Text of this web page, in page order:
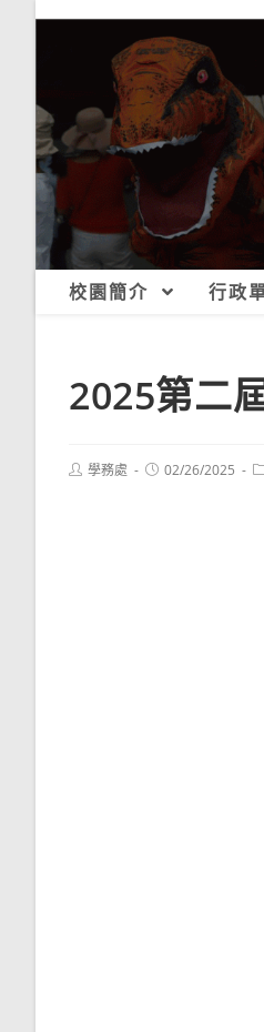
校園簡介 行政
2025第二
Post學務處
Post02/26/2025